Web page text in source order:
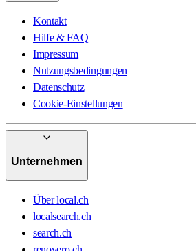
Kontakt
Hilfe & FAQ
Impressum
Nutzungsbedingungen
Datenschutz
Cookie-Einstellungen
Unternehmen
Über local.ch
localsearch.ch
search.ch